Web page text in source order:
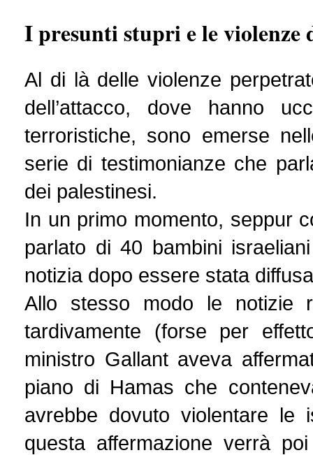
I presunti stupri e le violenze
Al di là delle violenze
dell’attacco, dove hanno
terroristiche, sono emerse
serie di testimonianze che
dei palestinesi.
In un primo momento, seppur
parlato di 40 bambini
notizia dopo essere stata
Allo stesso modo le notizie
tardivamente (forse per
ministro Gallant aveva
piano di Hamas che
avrebbe dovuto violentare le
questa affermazione verrà